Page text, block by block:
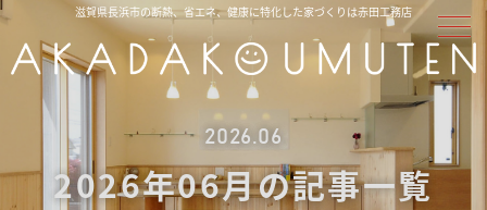
滋賀県長浜市の断熱、省エネ、健康に特化した家づくりは赤田工務店
2026.06
2026年06月の記事一覧